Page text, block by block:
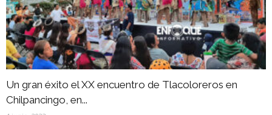
Un gran éxito el XX encuentro de Tlacoloreros en
Chilpancingo, en...